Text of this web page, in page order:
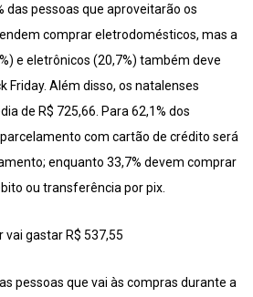
das pessoas que aproveitarão os
comprar eletrodomésticos, mas a
e eletrônicos (20,7%) também deve
Friday. Além disso, os natalenses
de R$ 725,66. Para 62,1% dos
com cartão de crédito será
enquanto 33,7% devem comprar
ou transferência por pix.
vai gastar R$ 537,55
pessoas que vai às compras durante a